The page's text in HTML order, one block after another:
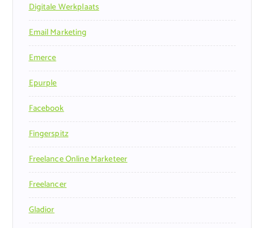
Digitale Werkplaats
Email Marketing
Emerce
Epurple
Facebook
Fingerspitz
Freelance Online Marketeer
Freelancer
Gladior